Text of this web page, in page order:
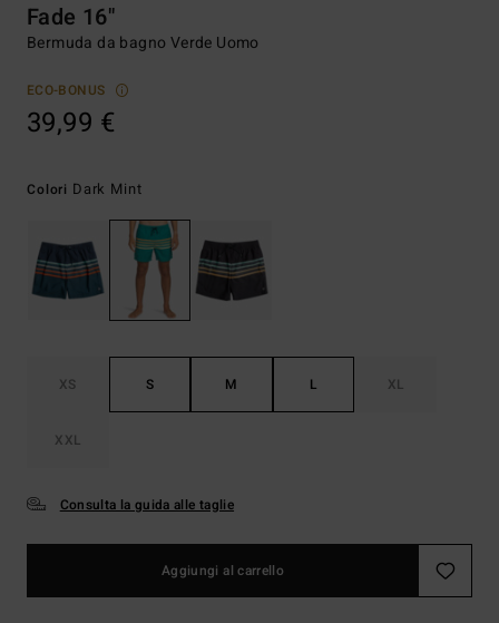
Fade 16"
Bermuda da bagno Verde Uomo
ECO-BONUS
39,99 €
Colori Dark Mint
XS S M L XL
XXL
Consulta la guida alle taglie
Aggiungi al carrello